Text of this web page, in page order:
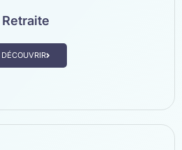
Retraite
DÉCOUVRIR